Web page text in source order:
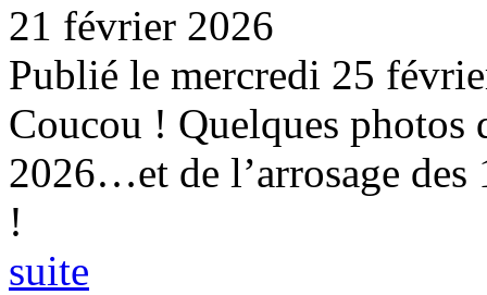
21 février 2026
Publié le mercredi 25
Coucou ! Quelques photos
2026…et de l’arrosage
!
suite